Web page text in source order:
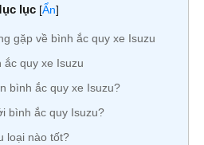
lục [Ẩn]
gặp về bình ắc quy xe Isuzu
quy xe Isuzu
bình ắc quy xe Isuzu?
bình ắc quy Isuzu?
loại nào tốt?